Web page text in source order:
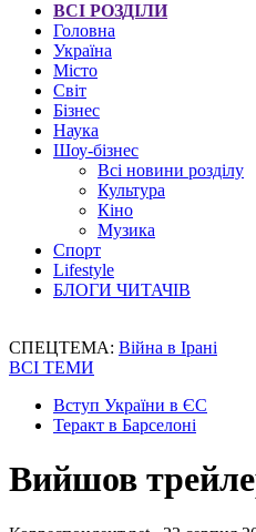
ВСІ РОЗДІЛИ
Головна
Україна
Місто
Світ
Бізнес
Наука
Шоу-бізнес
Всі новини розділу
Культура
Кіно
Музика
Спорт
Lifestyle
БЛОГИ ЧИТАЧІВ
СПЕЦТЕМА: Війна в Ірані
ВСІ ТЕМИ
Вступ України в ЄС
Теракт в Барселоні
Вийшов